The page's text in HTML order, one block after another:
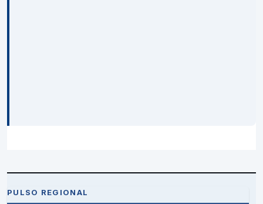
PULSO REGIONAL